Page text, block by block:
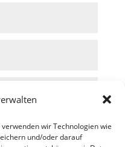
wir Technologien wie
und/oder darauf